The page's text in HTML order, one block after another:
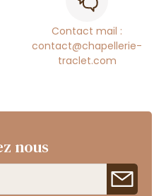
Contact mail :
contact@chapellerie-
traclet.com
nous